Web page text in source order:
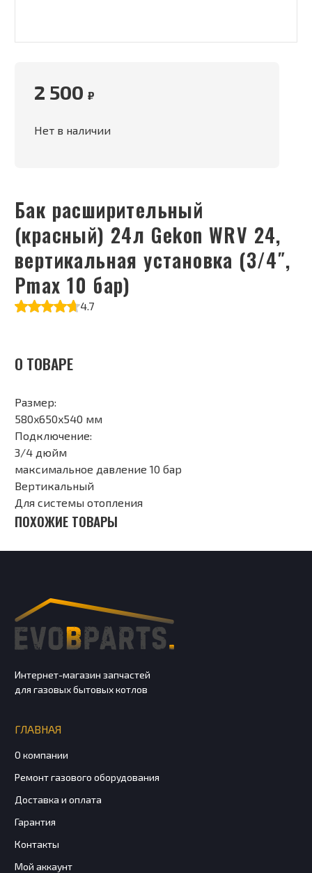
Бак расширительный
(красный) 24л Gekon WRV 24,
вертикальная установка (3/4″,
Pmax 10 бар)
4.7
2 500 ₽
Нет в наличии
О ТОВАРЕ
Размер:
580x650x540 мм
Подключение:
3/4 дюйм
максимальное давление 10 бар
Вертикальный
Для системы отопления
ПОХОЖИЕ ТОВАРЫ
Интернет-магазин запчастей
для газовых бытовых котлов
ГЛАВНАЯ
О компании
Ремонт газового оборудования
Доставка и оплата
Гарантия
Контакты
Мой аккаунт